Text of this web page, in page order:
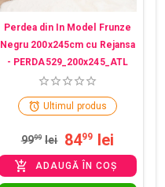
Perdea din In Model Frunze
Negru 200x245cm cu Rejansa
- PERDA529_200x245_ATL
Ultimul produs
9999 lei 8499 lei
ADAUGĂ ÎN COȘ